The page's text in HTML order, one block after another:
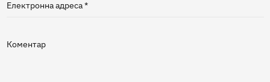
Електронна адреса *
Коментар